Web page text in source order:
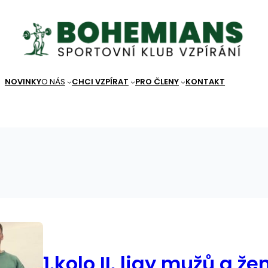
NOVINKYO NÁS CHCI VZPÍRAT PRO ČLENY KONTAKT